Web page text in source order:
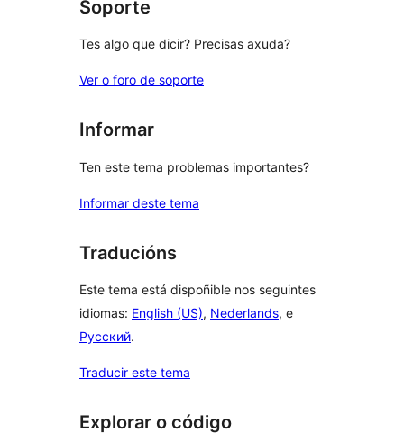
Soporte
Tes algo que dicir? Precisas axuda?
Ver o foro de soporte
Informar
Ten este tema problemas importantes?
Informar deste tema
Traducións
Este tema está dispoñible nos seguintes
idiomas: English (US), Nederlands, e
Русский.
Traducir este tema
Explorar o código